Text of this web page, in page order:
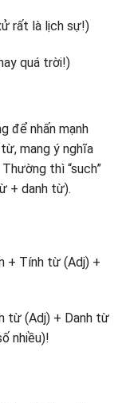
rất là lịch sự!)
quá trời!)
để nhấn mạnh
mang ý nghĩa
thì “such”
+ danh từ).
+ Tính từ (Adj) +
từ (Adj) + Danh từ
nhiều)!